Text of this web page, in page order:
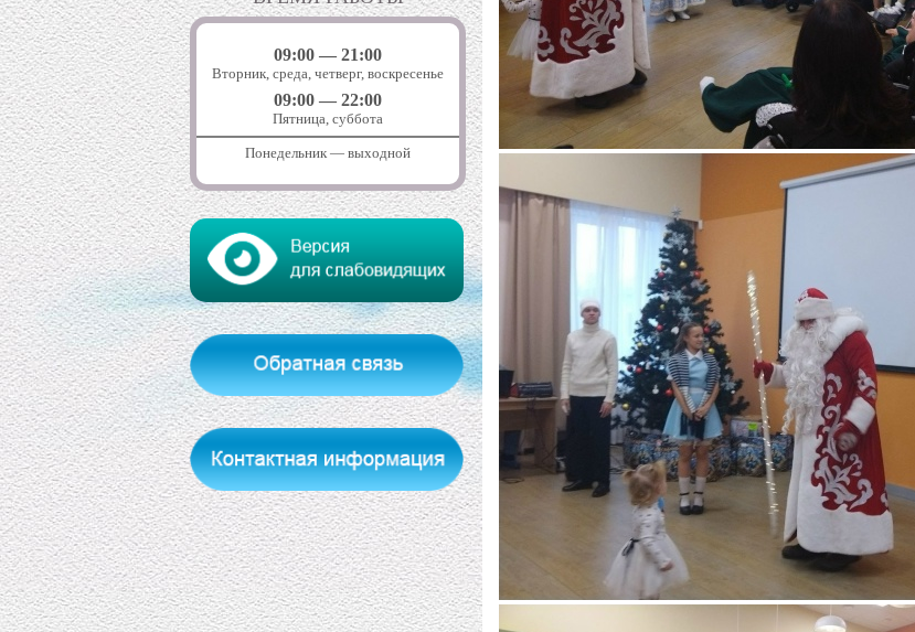
09:00 — 21:00
Вторник, среда, четверг, воскресенье
09:00 — 22:00
Пятница, суббота
Понедельник — выходной